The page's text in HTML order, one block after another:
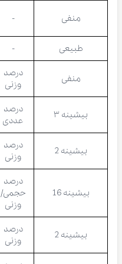
منفی -
طبیعی -
منفی
درصد
وزنی
بیشینه ۳
درصد
عددی
بیشینه 2
درصد
وزنی
بیشینه 16
درصد
حجمی/
وزنی
بیشینه 2
درصد
وزنی